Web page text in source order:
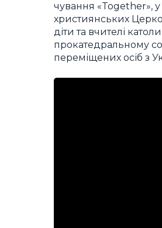
чування «Together», у
християнських
діти та вчителі
прокатедральному
переміщених осіб з